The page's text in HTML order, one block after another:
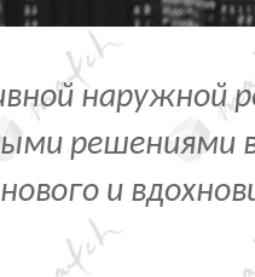
наружной
решениями
и